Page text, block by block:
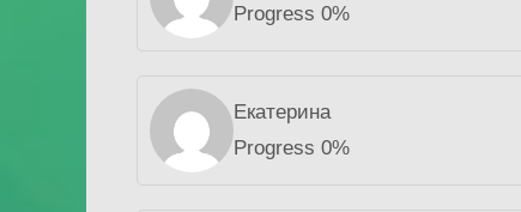
Progress 0%
Екатерина
Progress 0%